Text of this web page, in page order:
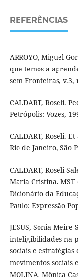
REFERÊNCIAS
ARROYO, Miguel
que temos a
sem Fronteiras, v.3,
CALDART, Roseli.
Petrópolis: Vozes,
CALDART, Roseli.
Rio de Janeiro, São
CALDART, Roseli
Maria Cristina. MST
Dicionário da
Paulo: Expressão
JESUS, Sonia Meire
inteligibilidades na
sociais e
movimentos sociais
MOLINA, Mônica